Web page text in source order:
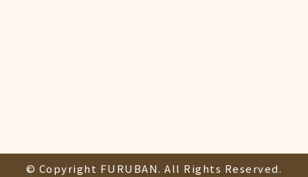
© Copyright FURUBAN. All Rights Reserved.